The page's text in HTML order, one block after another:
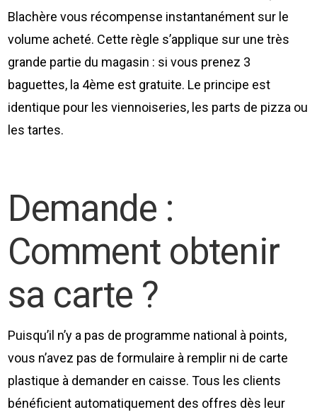
Blachère vous récompense instantanément sur le
volume acheté. Cette règle s’applique sur une très
grande partie du magasin : si vous prenez 3
baguettes, la 4ème est gratuite. Le principe est
identique pour les viennoiseries, les parts de pizza ou
les tartes.
Demande :
Comment obtenir
sa carte ?
Puisqu’il n’y a pas de programme national à points,
vous n’avez pas de formulaire à remplir ni de carte
plastique à demander en caisse. Tous les clients
bénéficient automatiquement des offres dès leur